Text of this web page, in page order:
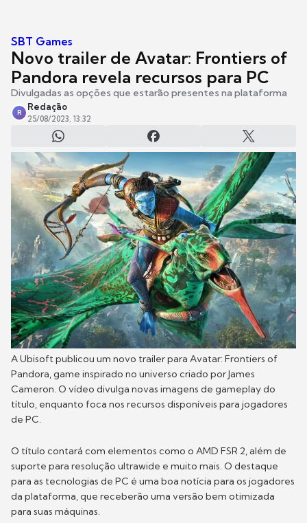
SBT Games
Novo trailer de Avatar: Frontiers of
Pandora revela recursos para PC
Divulgadas as opções que estarão presentes na plataforma
R
Redação
25/08/2023, 13:32
A Ubisoft publicou um novo trailer para Avatar: Frontiers of
Pandora, game inspirado no universo criado por James
Cameron. O vídeo divulga novas imagens de gameplay do
título, enquanto foca nos recursos disponíveis para jogadores
de PC.
O título contará com elementos como o AMD FSR 2, além de
suporte para resolução ultrawide e muito mais. O destaque
para as tecnologias de PC é uma boa notícia para os jogadores
da plataforma, que receberão uma versão bem otimizada
para suas máquinas.